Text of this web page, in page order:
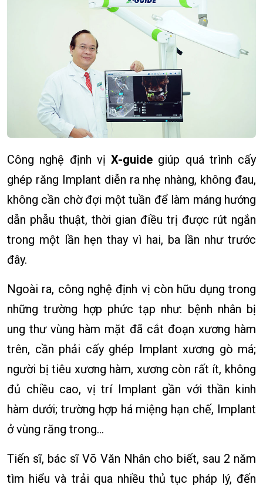
Công nghệ định vị X-guide giúp quá trình cấy
ghép răng Implant diễn ra nhẹ nhàng, không đau,
không cần chờ đợi một tuần để làm máng hướng
dẫn phẫu thuật, thời gian điều trị được rút ngắn
trong một lần hẹn thay vì hai, ba lần như trước
đây.
Ngoài ra, công nghệ định vị còn hữu dụng trong
những trường hợp phức tạp như: bệnh nhân bị
ung thư vùng hàm mặt đã cắt đoạn xương hàm
trên, cần phải cấy ghép Implant xương gò má;
người bị tiêu xương hàm, xương còn rất ít, không
đủ chiều cao, vị trí Implant gần với thần kinh
hàm dưới; trường hợp há miệng hạn chế, Implant
ở vùng răng trong...
Tiến sĩ, bác sĩ Võ Văn Nhân cho biết, sau 2 năm
tìm hiểu và trải qua nhiều thủ tục pháp lý, đến